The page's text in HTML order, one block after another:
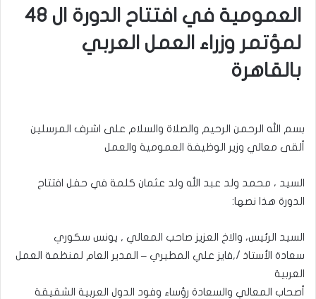
العمومية في افتتاح الدورة ال 48
لمؤتمر وزراء العمل العربي
بالقاهرة
بسم الله الرحمن الرحيم والصلاة والسلام على اشرف المرسلين
ألقى معالي وزير الوظيفة العمومية والعمل
السيد ، محمد ولد عبد الله ولد عثمان كلمة في حفل افتتاح
الدورة هذا نصها:
السيد الرئيس، والاخ العزيز صاحب المعالي , يونس سكوري
سعادة الأستاذ /,فايز علي المطيري – المدير العام لمنظمة العمل
العربية
أصحاب المعالي والسعادة رؤساء وفود الدول العربية الشقيقة